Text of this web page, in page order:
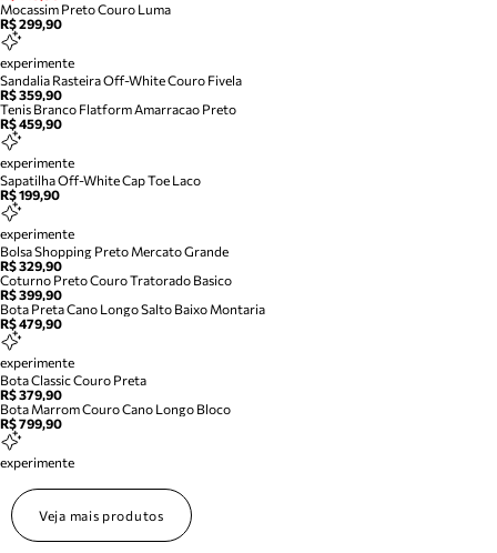
Mocassim Preto Couro Luma
R$ 299,90
experimente
Sandalia Rasteira Off-White Couro Fivela
R$ 359,90
Tenis Branco Flatform Amarracao Preto
R$ 459,90
experimente
Sapatilha Off-White Cap Toe Laco
R$ 199,90
experimente
Bolsa Shopping Preto Mercato Grande
R$ 329,90
Coturno Preto Couro Tratorado Basico
R$ 399,90
Bota Preta Cano Longo Salto Baixo Montaria
R$ 479,90
experimente
Bota Classic Couro Preta
R$ 379,90
Bota Marrom Couro Cano Longo Bloco
R$ 799,90
experimente
Veja mais produtos